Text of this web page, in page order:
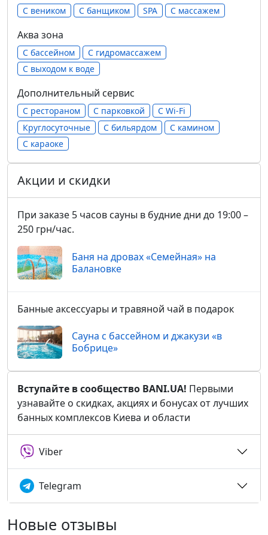
С веником С банщиком SPA С массажем
Аква зона
С бассейном
С гидромассажем
С выходом к воде
Дополнительный сервис
С рестораном С парковкой
С Wi-Fi
Круглосуточные
С бильярдом
С камином
С караоке
Акции и скидки
При заказе 5 часов сауны в будние дни до 19:00 –
250 грн/час.
Баня на дровах «Семейная» на
Балановке
Банные аксессуары и травяной чай в подарок
Сауна с бассейном и джакузи «в
Бобрице»
Вступайте в сообщество BANI.UA! Первыми
узнавайте о скидках, акциях и бонусах от лучших
банных комплексов Киева и области
Viber
Telegram
Новые отзывы